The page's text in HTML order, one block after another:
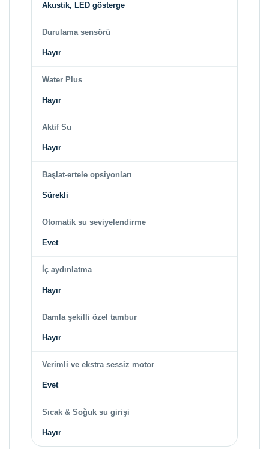
Akustik, LED gösterge
Durulama sensörü
Hayır
Water Plus
Hayır
Aktif Su
Hayır
Başlat-ertele opsiyonları
Sürekli
Otomatik su seviyelendirme
Evet
İç aydınlatma
Hayır
Damla şekilli özel tambur
Hayır
Verimli ve ekstra sessiz motor
Evet
Sıcak & Soğuk su girişi
Hayır